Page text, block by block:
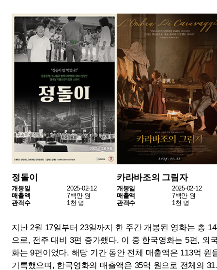
2월 1주차 위클리 박스오피스
2월 2주차 위클리 박스오피스
#박스오피스 #위클리박스오피스 #주간흥행
#2월3주차 #영화순위
함께 읽으면 좋은 콘텐츠
Special 2
불확실성과 가능성의
결산 보고서 요약 분석
Reading
K-오컬트의 가능성을